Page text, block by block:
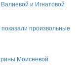
и Игнатовой
произвольные
Моисеевой